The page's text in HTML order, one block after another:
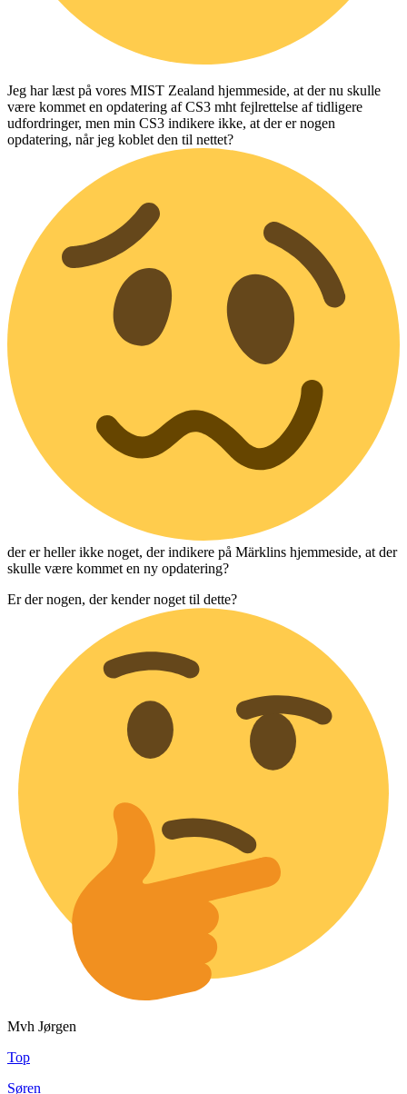
Jeg har læst på vores MIST Zealand hjemmeside, at der nu skulle
være kommet en opdatering af CS3 mht fejlrettelse af tidligere
udfordringer, men min CS3 indikere ikke, at der er nogen
opdatering, når jeg koblet den til nettet?
der er heller ikke noget, der indikere på Märklins hjemmeside, at der
skulle være kommet en ny opdatering?
Er der nogen, der kender noget til dette?
Mvh Jørgen
Top
Søren